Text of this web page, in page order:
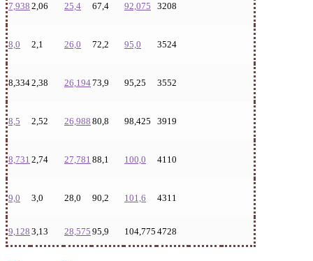
7,938 2,06 25,4 67,4 92,075 3208
8,0 2,1 26,0 72,2 95,0 3524
8,3342,38 26,19473,9 95,25 3552
8,5 2,52 26,988 80,8 98,425 3919
8,731 2,74 27,781 88,1 100,0 4110
9,0 3,0 28,0 90,2 101,6 4311
9,128 3,13 28,575 95,9 104,775 4728